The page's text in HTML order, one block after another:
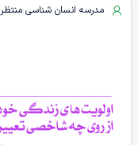
مدرسه انسان شناسی منتظر